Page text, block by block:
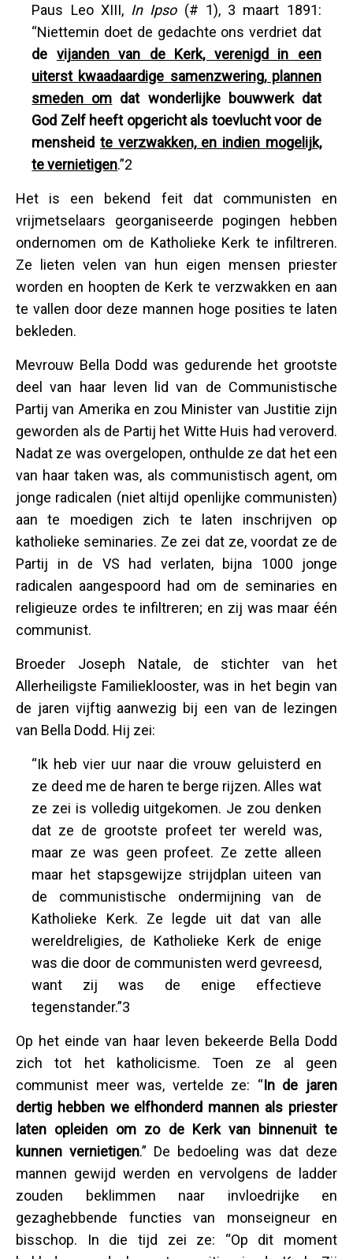
Paus Leo XIII, In Ipso (# 1), 3 maart 1891:
“Niettemin doet de gedachte ons verdriet dat
de vijanden van de Kerk, verenigd in een
uiterst kwaadaardige samenzwering, plannen
smeden om dat wonderlijke bouwwerk dat
God Zelf heeft opgericht als toevlucht voor de
mensheidte verzwakken, en indien mogelijk,
te vernietigen.”2
Het is een bekend feit dat communisten en
vrijmetselaars georganiseerde pogingen hebben
ondernomen om de Katholieke Kerk te infiltreren.
Ze lieten velen van hun eigen mensen priester
worden en hoopten de Kerk te verzwakken en aan
te vallen door deze mannen hoge posities te laten
bekleden.
Mevrouw Bella Dodd was gedurende het grootste
deel van haar leven lid van de Communistische
Partij van Amerika en zou Minister van Justitie zijn
geworden als de Partij het Witte Huis had veroverd.
Nadat ze was overgelopen, onthulde ze dat het een
van haar taken was, als communistisch agent, om
jonge radicalen (niet altijd openlijke communisten)
aan te moedigen zich te laten inschrijven op
katholieke seminaries. Ze zei dat ze, voordat ze de
Partij in de VS had verlaten, bijna 1000 jonge
radicalen aangespoord had om de seminaries en
religieuze ordes te infiltreren; en zij was maar één
communist.
Broeder Joseph Natale, de stichter van het
Allerheiligste Familieklooster, was in het begin van
de jaren vijftig aanwezig bij een van de lezingen
van Bella Dodd. Hij zei:
“Ik heb vier uur naar die vrouw geluisterd en
ze deed me de haren te berge rijzen. Alles wat
ze zei is volledig uitgekomen. Je zou denken
dat ze de grootste profeet ter wereld was,
maar ze was geen profeet. Ze zette alleen
maar het stapsgewijze strijdplan uiteen van
de communistische ondermijning van de
Katholieke Kerk. Ze legde uit dat van alle
wereldreligies, de Katholieke Kerk de enige
was die door de communisten werd gevreesd,
want zij was de enige effectieve
tegenstander.”3
Op het einde van haar leven bekeerde Bella Dodd
zich tot het katholicisme. Toen ze al geen
communist meer was, vertelde ze: “In de jaren
dertig hebben we elfhonderd mannen als priester
laten opleiden om zo de Kerk van binnenuit te
kunnen vernietigen.” De bedoeling was dat deze
mannen gewijd werden en vervolgens de ladder
zouden beklimmen naar invloedrijke en
gezaghebbende functies van monseigneur en
bisschop. In die tijd zei ze: “Op dit moment